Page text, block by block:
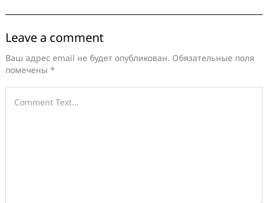
Leave a comment
Ваш адрес email не будет опубликован. Обязательные поля
помечены *